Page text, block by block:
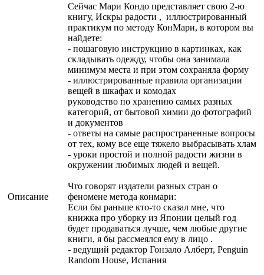
Описание
Сейчас Мари Кондо представляет свою 2-ю
книгу, Искры радости , иллюстрированный
практикум по методу КонМари, в котором вы
найдете:
- пошаговую инструкцию в картинках, как
складывать одежду, чтобы она занимала
минимум места и при этом сохраняла форму
- иллюстрированные правила организации
вещей в шкафах и комодах
руководство по хранению самых разных
категорий, от бытовой химии до фотографий
и документов
- ответы на самые распространенные вопросы
от тех, кому все еще тяжело выбрасывать хлам
- уроки простой и полной радости жизни в
окружении любимых людей и вещей.
Что говорят издатели разных стран о
феномене метода конмари:
Если бы раньше кто-то сказал мне, что
книжка про уборку из Японии целый год
будет продаваться лучше, чем любые другие
книги, я бы рассмеялся ему в лицо .
- ведущий редактор Гонзало Алберт, Penguin
Random House, Испания